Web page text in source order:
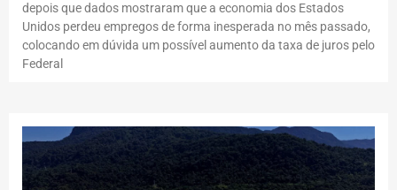
depois que dados mostraram que a economia dos Estados
Unidos perdeu empregos de forma inesperada no mês passado,
colocando em dúvida um possível aumento da taxa de juros pelo
Federal